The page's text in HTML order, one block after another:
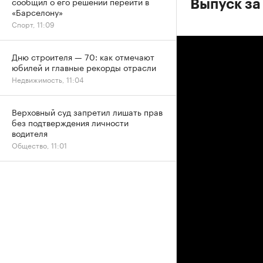
Выпуск
«Барселону»
Спорт, 11:09
Дню строителя — 70: как отмечают
юбилей и главные рекорды отрасли
Недвижимость, 11:04
Верховный суд запретил лишать прав
без подтверждения личности
водителя
Общество, 11:01